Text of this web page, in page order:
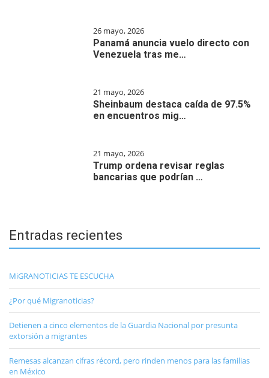
26 mayo, 2026
Panamá anuncia vuelo directo con
Venezuela tras me…
21 mayo, 2026
Sheinbaum destaca caída de 97.5%
en encuentros mig…
21 mayo, 2026
Trump ordena revisar reglas
bancarias que podrían …
Entradas recientes
MiGRANOTICIAS TE ESCUCHA
¿Por qué Migranoticias?
Detienen a cinco elementos de la Guardia Nacional por presunta
extorsión a migrantes
Remesas alcanzan cifras récord, pero rinden menos para las familias
en México